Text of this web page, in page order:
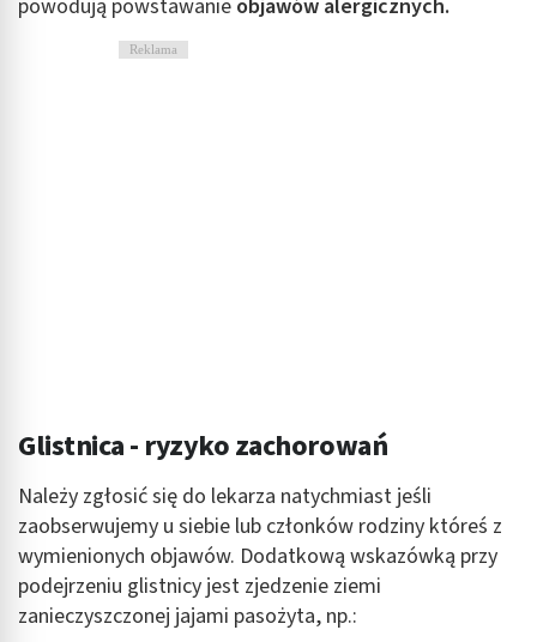
powodują powstawanie objawów alergicznych.
Reklama
Glistnica - ryzyko zachorowań
Należy zgłosić się do lekarza natychmiast jeśli
zaobserwujemy u siebie lub członków rodziny któreś z
wymienionych objawów. Dodatkową wskazówką przy
podejrzeniu glistnicy jest zjedzenie ziemi
zanieczyszczonej jajami pasożyta, np.: